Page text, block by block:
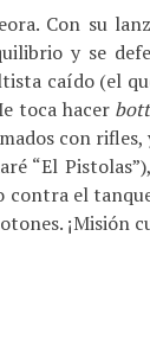
Con su
y se
caído (el
toca hacer
con
“El
contra el
¡Misión